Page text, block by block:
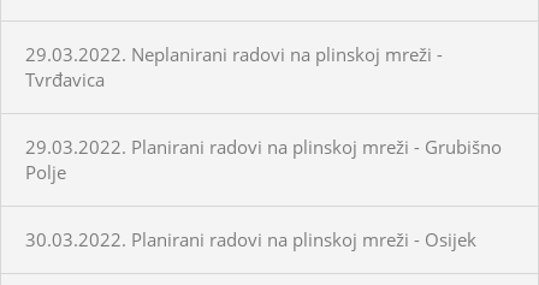
29.03.2022. Neplanirani radovi na plinskoj mreži -
Tvrđavica
29.03.2022. Planirani radovi na plinskoj mreži - Grubišno
Polje
30.03.2022. Planirani radovi na plinskoj mreži - Osijek